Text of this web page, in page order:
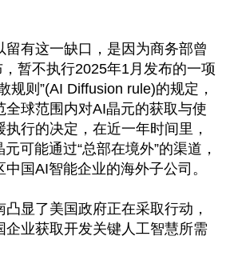
留有这一缺口，是因为商务部曾
暂不执行2025年1月发布的一项
规则”(AI Diffusion rule)的规定，
全球范围内对AI晶元的获取与使
行的决定，在近一年时间里，
可能通过“总部在境外”的渠道，
国AI智能企业的海外子公司。
显了美国政府正在采取行动，
企业获取开发关键人工智慧所需